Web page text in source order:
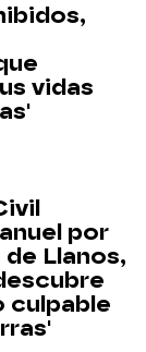
vidas
por
Llanos,
culpable